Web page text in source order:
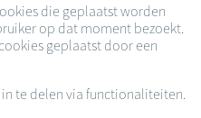
die geplaatst worden
op dat moment bezoekt.
geplaatst door een
te delen via functionaliteiten.